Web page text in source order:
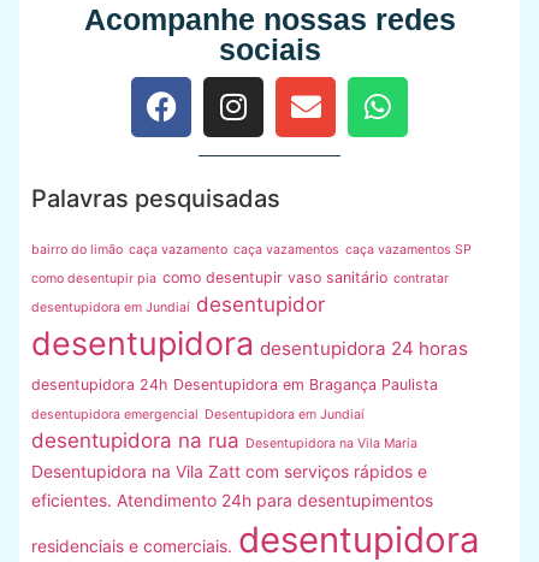
Acompanhe nossas redes
sociais
Palavras pesquisadas
bairro do limão caça vazamento caça vazamentos caça vazamentos SP
como desentupir pia como desentupir vaso sanitário contratar
desentupidora em Jundiaí desentupidor
desentupidora desentupidora 24 horas
desentupidora 24h Desentupidora em Bragança Paulista
desentupidora emergencial Desentupidora em Jundiaí
desentupidora na rua Desentupidora na Vila Maria
Desentupidora na Vila Zatt com serviços rápidos e
eficientes. Atendimento 24h para desentupimentos
residenciais e comerciais. desentupidora